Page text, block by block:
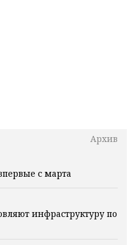
Архив
с марта
инфраструктуру по